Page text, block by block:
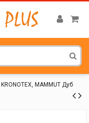
KRONOTEX, MAMMUT Дуб